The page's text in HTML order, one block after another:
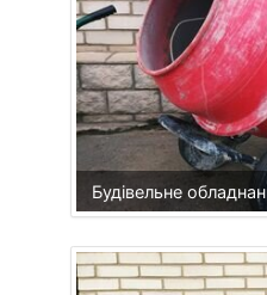
Будівельне